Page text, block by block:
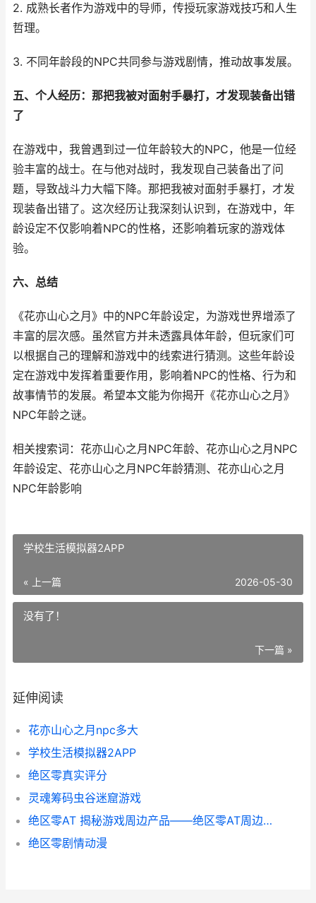
2. 成熟长者作为游戏中的导师，传授玩家游戏技巧和人生
哲理。
3. 不同年龄段的NPC共同参与游戏剧情，推动故事发展。
五、个人经历：那把我被对面射手暴打，才发现装备出错
了
在游戏中，我曾遇到过一位年龄较大的NPC，他是一位经
验丰富的战士。在与他对战时，我发现自己装备出了问
题，导致战斗力大幅下降。那把我被对面射手暴打，才发
现装备出错了。这次经历让我深刻认识到，在游戏中，年
龄设定不仅影响着NPC的性格，还影响着玩家的游戏体
验。
六、总结
《花亦山心之月》中的NPC年龄设定，为游戏世界增添了
丰富的层次感。虽然官方并未透露具体年龄，但玩家们可
以根据自己的理解和游戏中的线索进行猜测。这些年龄设
定在游戏中发挥着重要作用，影响着NPC的性格、行为和
故事情节的发展。希望本文能为你揭开《花亦山心之月》
NPC年龄之谜。
相关搜索词：花亦山心之月NPC年龄、花亦山心之月NPC
年龄设定、花亦山心之月NPC年龄猜测、花亦山心之月
NPC年龄影响
学校生活模拟器2APP
« 上一篇 2026-05-30
没有了！
下一篇 »
延伸阅读
花亦山心之月npc多大
学校生活模拟器2APP
绝区零真实评分
灵魂筹码虫谷迷窟游戏
绝区零AT 揭秘游戏周边产品——绝区零AT周边售价大解析
绝区零剧情动漫